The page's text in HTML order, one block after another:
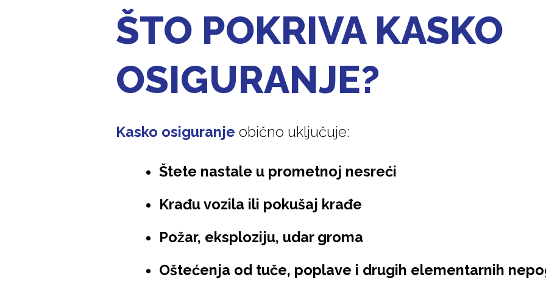
ŠTO POKRIVA KASKO
OSIGURANJE?
Kasko osiguranje obično uključuje:
Štete nastale u prometnoj nesreći
Krađu vozila ili pokušaj krađe
Požar, eksploziju, udar groma
Oštećenja od tuče, poplave i drugih elementarnih